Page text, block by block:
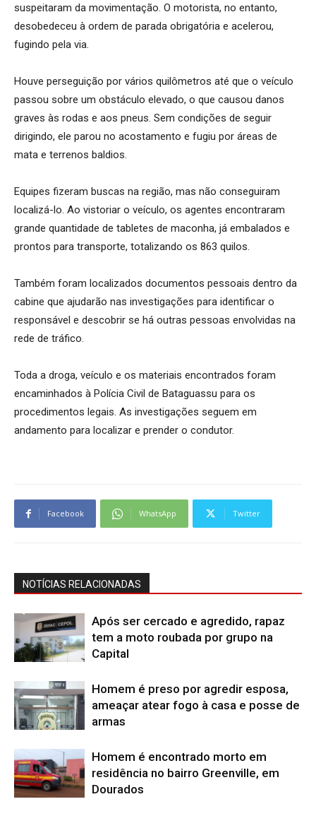
suspeitaram da movimentação. O motorista, no entanto,
desobedeceu à ordem de parada obrigatória e acelerou,
fugindo pela via.
Houve perseguição por vários quilômetros até que o veículo
passou sobre um obstáculo elevado, o que causou danos
graves às rodas e aos pneus. Sem condições de seguir
dirigindo, ele parou no acostamento e fugiu por áreas de
mata e terrenos baldios.
Equipes fizeram buscas na região, mas não conseguiram
localizá-lo. Ao vistoriar o veículo, os agentes encontraram
grande quantidade de tabletes de maconha, já embalados e
prontos para transporte, totalizando os 863 quilos.
Também foram localizados documentos pessoais dentro da
cabine que ajudarão nas investigações para identificar o
responsável e descobrir se há outras pessoas envolvidas na
rede de tráfico.
Toda a droga, veículo e os materiais encontrados foram
encaminhados à Polícia Civil de Bataguassu para os
procedimentos legais. As investigações seguem em
andamento para localizar e prender o condutor.
Facebook WhatsApp Twitter
NOTÍCIAS RELACIONADAS
Após ser cercado e agredido, rapaz
tem a moto roubada por grupo na
Capital
Homem é preso por agredir esposa,
ameaçar atear fogo à casa e posse de
armas
Homem é encontrado morto em
residência no bairro Greenville, em
Dourados